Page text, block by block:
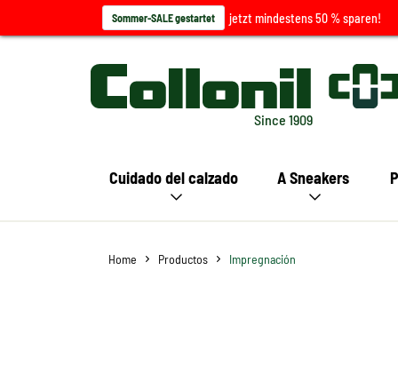
Sommer-SALE gestartet jetzt mindestens 50 % sparen!
Since 1909
Cuidado del calzado A Sneakers
Home Productos Impregnación